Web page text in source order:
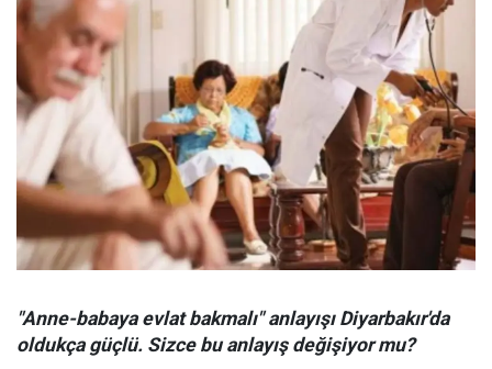
"Anne-babaya evlat bakmalı" anlayışı Diyarbakır'da
oldukça güçlü. Sizce bu anlayış değişiyor mu?